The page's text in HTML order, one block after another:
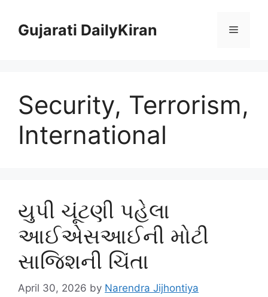
contentGujarati DailyKiran Menu
Security, Terrorism,
International
યુપી ચૂંટણી પહેલા
આઈએસઆઈની મોટી
સાજિશની ચિંતા
April 30, 2026 by Narendra Jijhontiya